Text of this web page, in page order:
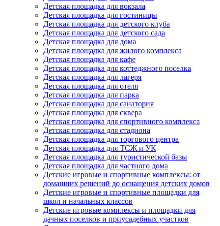
Детская площадка для вокзала
Детская площадка для гостиницы
Детская площадка для детского клуба
Детская площадка для детского сада
Детская площадка для дома
Детская площадка для жилого комплекса
Детская площадка для кафе
Детская площадка для коттеджного поселка
Детская площадка для лагеря
Детская площадка для отеля
Детская площадка для парка
Детская площадка для санатория
Детская площадка для сквера
Детская площадка для спортивного комплекса
Детская площадка для стадиона
Детская площадка для торгового центра
Детская площадка для ТСЖ и УК
Детская площадка для туристической базы
Детская площадка для частного дома
Детские игровые и спортивные комплексы: от
домашних решений до оснащения детских домов
Детские игровые и спортивные площадки для
школ и начальных классов
Детские игровые комплексы и площадки для
дачных поселков и приусадебных участков